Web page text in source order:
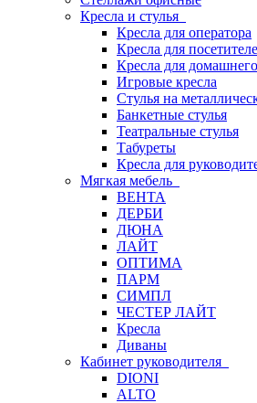
Кресла и стулья
Кресла для оператора
Кресла для
Кресла для
Игровые кресла
Стулья на
Банкетные стулья
Театральные стулья
Табуреты
Кресла для
Мягкая мебель
ВЕНТА
ДЕРБИ
ДЮНА
ЛАЙТ
ОПТИМА
ПАРМ
СИМПЛ
ЧЕСТЕР ЛАЙТ
Кресла
Диваны
Кабинет руководителя
DIONI
ALTO